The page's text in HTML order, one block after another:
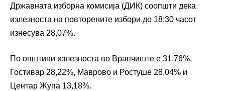
Државната изборна комисија (ДИК) соопшти дека
излезноста на повторените избори до 18:30 часот
изнесува 28,07%.
По општини излезноста во Врапчиште е 31,76%,
Гостивар 28,22%, Маврово и Ростуше 28,04% и
Центар Жупа 13,18%.